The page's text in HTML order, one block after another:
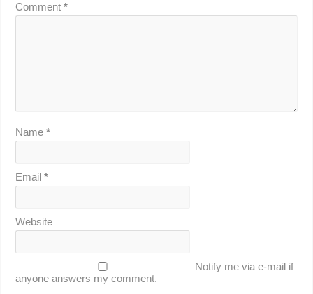
Comment*
Name*
Email*
Website
Notify me via e-mail if
anyone answers my comment.